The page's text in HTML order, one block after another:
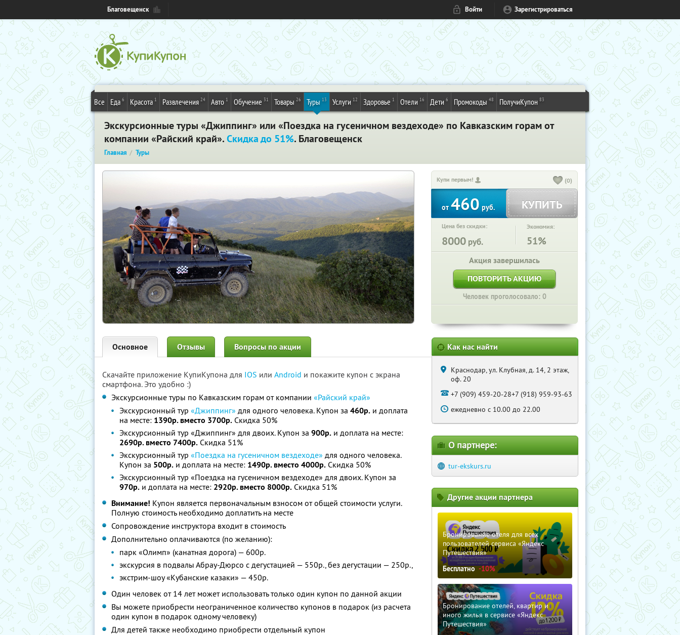
Благовещенск Войти Зарегистрироваться
Все Еда 6 Красота 1 Развлечения 24 Авто 1 Обучение 31 Товары 26 Туры 13 Услуги 12 Здоровье 1 Отели 16 Дети 6 Промокоды 48 ПолучиКупон 83
Экскурсионные туры «Джиппинг» или «Поездка на гусеничном вездеходе» по Кавказским горам от
компании «Райский край».Скидка до 51%. Благовещенск
Главная Туры
Купи первым! (0)
от460руб. КУПИТЬ
Цена без скидки:
8000 руб.
Экономия:
51%
Акция завершилась
ПОВТОРИТЬ АКЦИЮ
Человек проголосовало: 0
Основное Отзывы Вопросы по акции
Скачайте приложение КупиКупона для IOS или Android и покажите купон с экрана
смартфона. Это удобно :)
Экскурсионные туры по Кавказским горам от компании «Райский край»
Экскурсионный тур «Джиппинг» для одного человека. Купон за 460р. и доплата
на месте: 1390р. вместо 3700р. Скидка 50%
Экскурсионный тур «Джиппинг» для двоих. Купон за 900р. и доплата на месте:
2690р. вместо 7400р. Скидка 51%
Экскурсионный тур «Поездка на гусеничном вездеходе» для одного человека.
Купон за 500р. и доплата на месте: 1490р. вместо 4000р. Скидка 50%
Экскурсионный тур «Поездка на гусеничном вездеходе» для двоих. Купон за
970р. и доплата на месте: 2920р. вместо 8000р. Скидка 51%
Внимание! Купон является первоначальным взносом от общей стоимости услуги.
Полную стоимость необходимо доплатить на месте
Сопровождение инструктора входит в стоимость
Дополнительно оплачиваются (по желанию):
парк «Олимп» (канатная дорога) — 600р.
экскурсия в подвалы Абрау-Дюрсо с дегустацией — 550р., без дегустации — 250р.,
экстрим-шоу «Кубанские казаки» — 450р.
Один человек от 14 лет может использовать только один купон по данной акции
Вы можете приобрести неограниченное количество купонов в подарок (из расчета
один купон в подарок одному человеку)
Для детей также необходимо приобрести отдельный купон
Как нас найти
Краснодар, ул. Клубная, д. 14, 2 этаж,
оф. 20
+7 (909) 459-20-28+7 (918) 959-93-63
ежедневно с 10.00 до 22.00
О партнере:
tur-ekskurs.ru
Другие акции партнера
Бронирование отеля для всех
пользователей сервиса «Яндекс
Путешествия»
Бесплатно -10%
Бронирование отелей, квартир и
иного жилья в сервисе «Яндекс
Путешествия»